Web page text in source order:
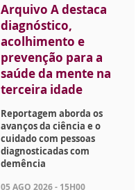
Arquivo A destaca
diagnóstico,
acolhimento e
prevenção para a
saúde da mente na
terceira idade
Reportagem aborda os
avanços da ciência e o
cuidado com pessoas
diagnosticadas com
demência
05 AGO 2026 - 15H00